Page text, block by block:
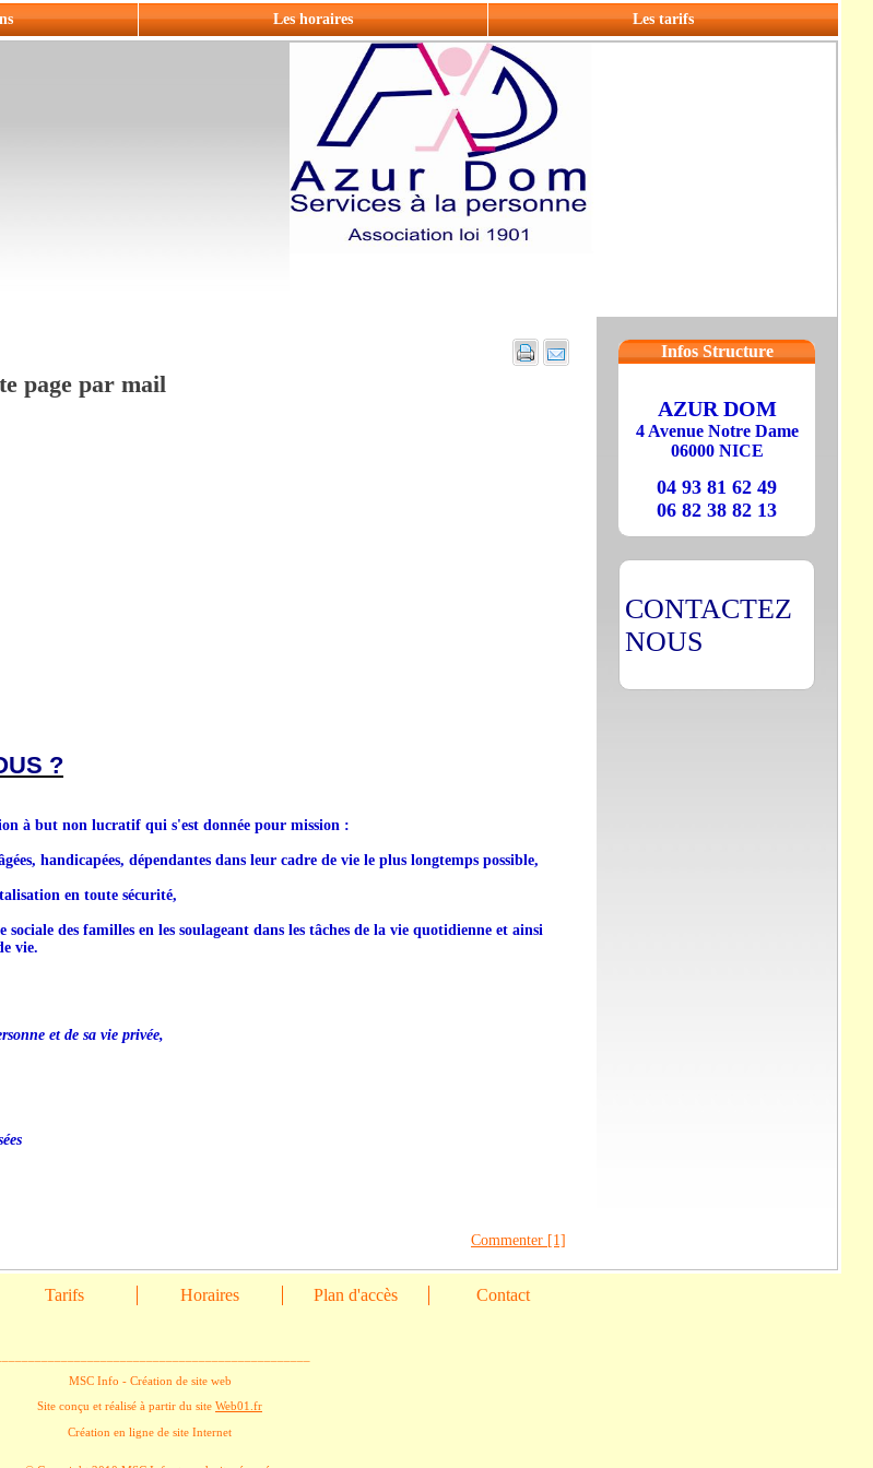
Les horaires Les tarifs
page par mail
?
à but non lucratif qui s'est donnée pour mission :
handicapées, dépendantes dans leur cadre de vie le plus longtemps possible,
en toute sécurité,
des familles en les soulageant dans les tâches de la vie quotidienne et ainsi
vie.
et de sa vie privée,
Commenter [1]
Infos Structure
AZUR DOM
4 Avenue Notre Dame
06000 NICE
04 93 81 62 49
06 82 38 82 13
CONTACTEZ
NOUS
Tarifs Horaires Plan d'accès Contact
MSC Info - Création de site web
Site conçu et réalisé à partir du site Web01.fr
Création en ligne de site Internet